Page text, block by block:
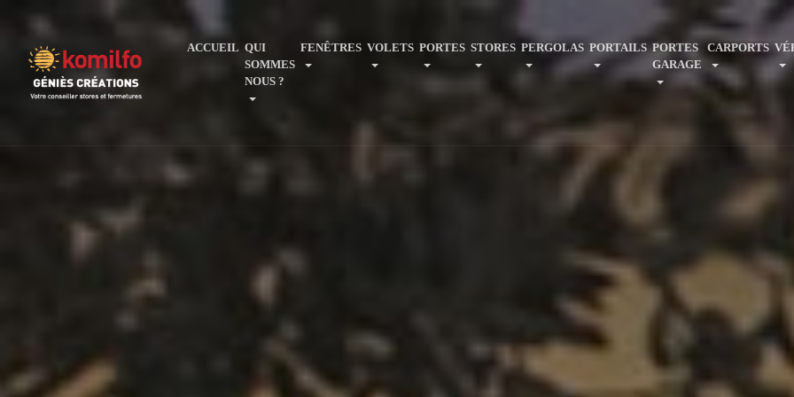
ACCUEIL QUI
SOMMES
NOUS ?
FENÊTRES VOLETS PORTES STORES PERGOLAS PORTAILS PORTES
GARAGE
CARPORTS